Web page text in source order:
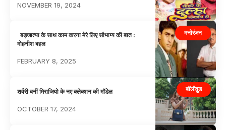
NOVEMBER 19, 2024
मनोरंजन
बड़जात्या के साथ काम करना मेरे लिए सौभाग्य की बात :
मोहनीश बहल
FEBRUARY 8, 2025
बॉलीवुड
शर्वरी बनीं मिराजियो के नए क्लेक्शन की मॉडेल
OCTOBER 17, 2024